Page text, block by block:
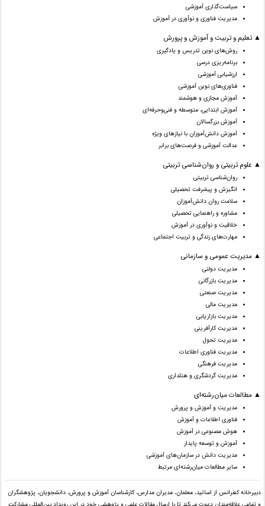
سیاست‌گذاری آموزشی
مدیریت فناوری و نوآوری در آموزش
▲ تعلیم و تربیت و آموزش و پرورش
روش‌های نوین تدریس و یادگیری
برنامه‌ریزی درسی
ارزشیابی آموزشی
فناوری‌های نوین آموزشی
آموزش مجازی و هوشمند
آموزش ابتدایی، متوسطه و فنی‌وحرفه‌ای
آموزش بزرگسالان
آموزش دانش‌آموزان با نیازهای ویژه
عدالت آموزشی و فرصت‌های برابر
▲ علوم تربیتی و روان‌شناسی تربیتی
روان‌شناسی تربیتی
انگیزش و پیشرفت تحصیلی
سلامت روان دانش‌آموزان
مشاوره و راهنمایی تحصیلی
خلاقیت و نوآوری در آموزش
مهارت‌های زندگی و تربیت اجتماعی
▲ مدیریت عمومی و سازمانی
مدیریت دولتی
مدیریت بازرگانی
مدیریت صنعتی
مدیریت مالی
مدیریت بازاریابی
مدیریت کارآفرینی
مدیریت تحول
مدیریت فناوری اطلاعات
مدیریت فرهنگی
مدیریت گردشگری و هتلداری
▲ مطالعات میان‌رشته‌ای
مدیریت و آموزش و پرورش
فناوری اطلاعات و آموزش
هوش مصنوعی در آموزش
آموزش و توسعه پایدار
مدیریت دانش در سازمان‌های آموزشی
سایر مطالعات میان‌رشته‌ای مرتبط
دبیرخانه کنفرانس از اساتید، معلمان، مدیران مدارس، کارشناسان آموزش و پرورش، دانشجویان، پژوهشگران